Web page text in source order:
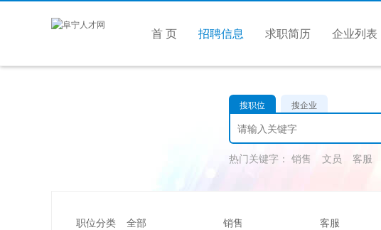
首 页 招聘信息 求职简历 企业列表
搜职位
搜企业
热门关键字： 销售 文员 客服
职位分类 全部 销售 客服